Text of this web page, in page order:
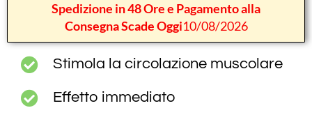
Spedizione in 48 Ore e Pagamento alla
Consegna Scade Oggi10/08/2026
Stimola la circolazione muscolare
Effetto immediato